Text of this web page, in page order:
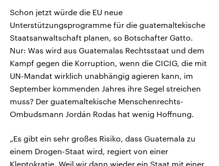
Schon jetzt würde die EU neue
Unterstützungsprogramme für die guatemaltekische
Staatsanwaltschaft planen, so Botschafter Gatto.
Nur: Was wird aus Guatemalas Rechtsstaat und dem
Kampf gegen die Korruption, wenn die CICIG, die mit
UN-Mandat wirklich unabhängig agieren kann, im
September kommenden Jahres ihre Segel streichen
muss? Der guatemaltekische Menschenrechts-
Ombudsmann Jordán Rodas hat wenig Hoffnung.
„Es gibt ein sehr großes Risiko, dass Guatemala zu
einem Drogen-Staat wird, regiert von einer
Kleptokratie. Weil wir dann wieder ein Staat mit einer